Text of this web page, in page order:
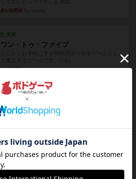
約6時間前
充実
ワン・トゥ・ファイブ
約8時間前by nabekoh
充実
エコーズ・オブ・タイム
カードゲームにファイナルファンタジーのアクテ
約12時間前by ジェイとと
シャット・ザ・ボックス
とてもシンプルなダイスゲーム。2つのダイスを振
って、出目の合計を自分の...
約12時間前 by OSAっち